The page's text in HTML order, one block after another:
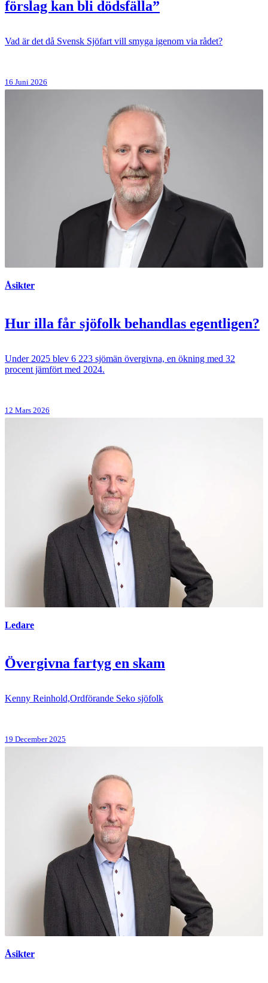
förslag kan bli dödsfälla”
Vad är det då Svensk Sjöfart vill smyga igenom via rådet?
16 Juni 2026
Åsikter
Hur illa får sjöfolk behandlas egentligen?
Under 2025 blev 6 223 sjömän övergivna, en ökning med 32
procent jämfört med 2024.
12 Mars 2026
Ledare
Övergivna fartyg en skam
Kenny Reinhold,Ordförande Seko sjöfolk
19 December 2025
Åsikter